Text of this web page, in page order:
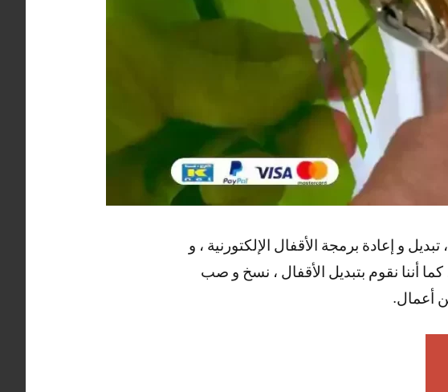
و إعادة برمجة الأقفال الإلكتورنية ، و
كما أننا نقوم بتبديل الأقفال ، نسخ و صب
أعمال.